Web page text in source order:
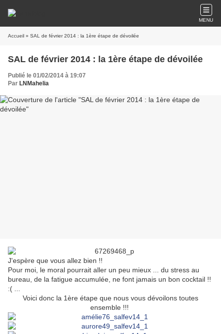
MENU
Accueil » SAL de février 2014 : la 1ère étape de dévoilée
SAL de février 2014 : la 1ère étape de dévoilée
Publié le 01/02/2014 à 19:07
Par LNMahelia
J'espère que vous allez bien !!
Pour moi, le moral pourrait aller un peu mieux ... du stress au
bureau, de la fatigue accumulée, ne font jamais un bon cocktail !!
:( ...
Voici donc la 1ère étape que nous vous dévoilons toutes
ensemble !!!